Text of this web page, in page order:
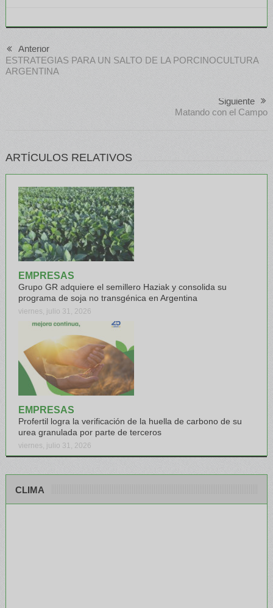
Anterior
ESTRATEGIAS PARA UN SALTO DE LA PORCINOCULTURA
ARGENTINA
Siguiente
Matando con el Campo
ARTÍCULOS RELATIVOS
EMPRESAS
Grupo GR adquiere el semillero Haziak y consolida su
programa de soja no transgénica en Argentina
viernes, julio 31, 2026
EMPRESAS
Profertil logra la verificación de la huella de carbono de su
urea granulada por parte de terceros
viernes, julio 31, 2026
CLIMA